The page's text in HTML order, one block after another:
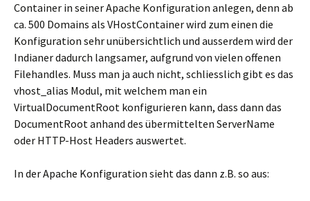
Container in seiner Apache Konfiguration anlegen, denn ab
ca. 500 Domains als VHostContainer wird zum einen die
Konfiguration sehr unübersichtlich und ausserdem wird der
Indianer dadurch langsamer, aufgrund von vielen offenen
Filehandles. Muss man ja auch nicht, schliesslich gibt es das
vhost_alias Modul, mit welchem man ein
VirtualDocumentRoot konfigurieren kann, dass dann das
DocumentRoot anhand des übermittelten ServerName
oder HTTP-Host Headers auswertet.
In der Apache Konfiguration sieht das dann z.B. so aus: